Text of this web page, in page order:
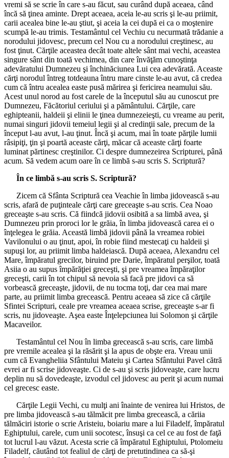
vremi să se scrie în care s-au făcut, sau curând după aceaea, când
încă să ţinea aminte. Drept aceaea, aceia le-au scris şi le-au priimit,
carii acealea bine le-au ştiut, şi aceia la cei după ei ca o moştenire
scumpă le-au trimis. Testamântul cel Vechiu cu necurmată trădanie a
norodului jidovesc, precum cel Nou cu a norodului creştinesc, au
fost ţinut. Cărţile aceastea decât toate altele sânt mai vechi, aceastea
singure sânt din toată vechimea, din care învăţăm cunoştinţa
adevăratului Dumnezeu şi închinăciunea Lui cea adevărată. Aceaste
cărţi norodul întreg totdeauna întru mare cinste le-au avut, că credea
cum că întru acealea easte pusă mărirea şi fericirea neamului său.
Acest unul norod au fost carele de la începutul său au cunoscut pre
Dumnezeu, Făcătoriul ceriului şi a pământului. Cărţile, care
eghipteanii, haldeii şi elinii le ţinea dumnezeieşti, cu vreame au perit,
numai singuri jidovii temeiul legii şi al credinţii sale, precum de la
început l-au avut, l-au ţinut. Încă şi acum, mai în toate părţile lumii
râsipiţi, ţin şi poartă aceaste cărţi, măcar că aceaste cărţi foarte
luminat părtinesc creştinilor. Ci despre dumnezeirea Scripturei, până
acum. Să vedem acum oare în ce limbă s-au scris S. Scriptură?
În ce limbă s-au scris S. Scriptură?
Zicem că Sfânta Scriptură cea Veachie în limba jidovească s-au
scris, afară de puţinteale cărţi care greceaşte s-au scris. Cea Noao
greceaşte s-au scris. Că fiindcă jidovii osibită a sa limbă avea, şi
Dumnezeu prin proroci lor le grăia, în limba jidovească carea ei o
înţelegea le grăia. Această limbă jidovii până la vreamea robiei
Vavilonului o au ţinut, apoi, în robie fiind mestecaţi cu haldeii şi
supuşi lor, au priimit limba haldeiască. După aceaea, Alexandru cel
Mare, împăratul grecilor, biruind pre Darie, împăratul perşilor, toată
Asiia o au supus împărăţiei greceşti, şi pre vreamea împăraţilor
greceşti, carii în tot chipul să nevoia să facă pre jidovi ca să
vorbească greceaşte, jidovii, de nu tocma toţi, dar cea mai mare
parte, au priimit limba grecească. Pentru aceaea să zice că cărţile
Sfintei Scripturi, ceale pre vreamea aceaea scrise, greceaşte s-ar fi
scris, nu jidoveaşte. Aşea easte Înţelepciunea lui Solomon şi cărţile
Macaveilor.
Testamântul cel Nou în limba grecească s-au scris, care limbă
pre vremile acealea şi la răsărit şi la apus de obşte era. Vreau unii
cum că Evangheliia Sfântului Mateiu şi Cartea Sfântului Pavel cătră
evrei ar fi scrise jidoveaşte. Ci de s-au şi scris jidoveaşte, care lucru
deplin nu să dovedeaşte, izvodul cel jidovesc au perit şi acum numai
cel grecesc easte.
Cărţile Legii Vechi, cu mulţi ani înainte de venirea lui Hristos, de
pre limba jidovească s-au tălmăcit pre limba grecească, a căriia
tălmăciri istorie o scrie Aristeiu, boiariu mare a lui Filadelf, împăratul
Eghiptului, carele, cum unii socotesc, însuşi ca cel ce au fost de faţă
tot lucrul l-au văzut. Acesta scrie că împăratul Eghiptului, Ptolomeiu
Filadelf, căutând tot fealiul de cărţi de pretutindinea ca să-şi